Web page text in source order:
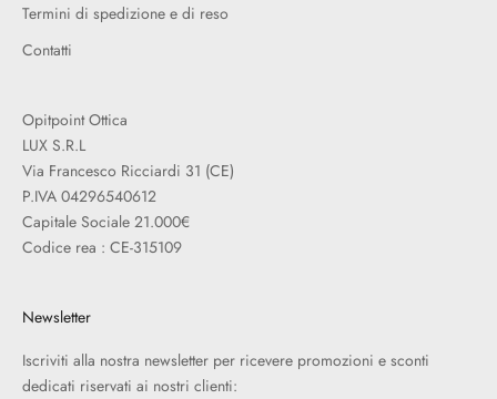
Termini di spedizione e di reso
Contatti
Opitpoint Ottica
LUX S.R.L
Via Francesco Ricciardi 31 (CE)
P.IVA 04296540612
Capitale Sociale 21.000€
Codice rea : CE-315109
Newsletter
Iscriviti alla nostra newsletter per ricevere promozioni e sconti
dedicati riservati ai nostri clienti: